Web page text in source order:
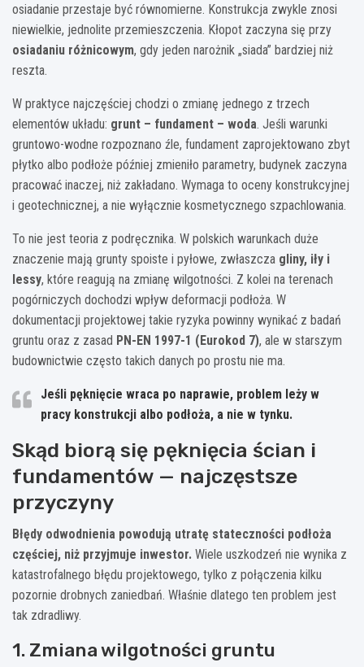
osiadanie przestaje być równomierne. Konstrukcja zwykle znosi
niewielkie, jednolite przemieszczenia. Kłopot zaczyna się przy
osiadaniu różnicowym, gdy jeden narożnik „siada” bardziej niż
reszta.
W praktyce najczęściej chodzi o zmianę jednego z trzech
elementów układu: grunt – fundament – woda. Jeśli warunki
gruntowo-wodne rozpoznano źle, fundament zaprojektowano zbyt
płytko albo podłoże później zmieniło parametry, budynek zaczyna
pracować inaczej, niż zakładano. Wymaga to oceny konstrukcyjnej
i geotechnicznej, a nie wyłącznie kosmetycznego szpachlowania.
To nie jest teoria z podręcznika. W polskich warunkach duże
znaczenie mają grunty spoiste i pyłowe, zwłaszcza gliny, iły i
lessy, które reagują na zmianę wilgotności. Z kolei na terenach
pogórniczych dochodzi wpływ deformacji podłoża. W
dokumentacji projektowej takie ryzyka powinny wynikać z badań
gruntu oraz z zasad PN-EN 1997-1 (Eurokod 7), ale w starszym
budownictwie często takich danych po prostu nie ma.
Jeśli pęknięcie wraca po naprawie, problem leży w
pracy konstrukcji albo podłoża, a nie w tynku.
Skąd biorą się pęknięcia ścian i
fundamentów — najczęstsze
przyczyny
Błędy odwodnienia powodują utratę stateczności podłoża
częściej, niż przyjmuje inwestor. Wiele uszkodzeń nie wynika z
katastrofalnego błędu projektowego, tylko z połączenia kilku
pozornie drobnych zaniedbań. Właśnie dlatego ten problem jest
tak zdradliwy.
1. Zmiana wilgotności gruntu